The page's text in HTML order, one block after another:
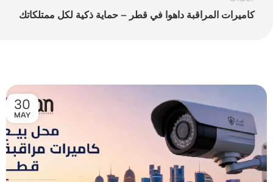
كاميرات المراقبة داهوا في قطر – حماية ذكية لكل ممتلكاتك
30
MAY